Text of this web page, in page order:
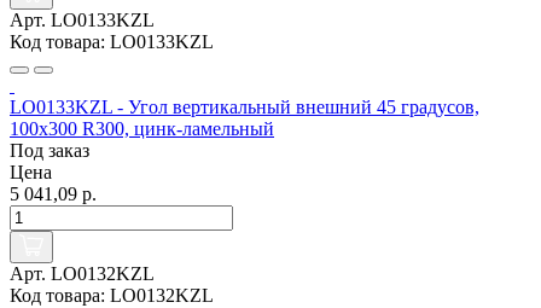
Арт. LO0133KZL
Код товара: LO0133KZL
LO0133KZL - Угол вертикальный внешний 45 градусов,
100х300 R300, цинк-ламельный
Под заказ
Цена
5 041,09 р.
Арт. LO0132KZL
Код товара: LO0132KZL